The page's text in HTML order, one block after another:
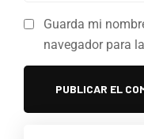
Guarda mi
navegador para